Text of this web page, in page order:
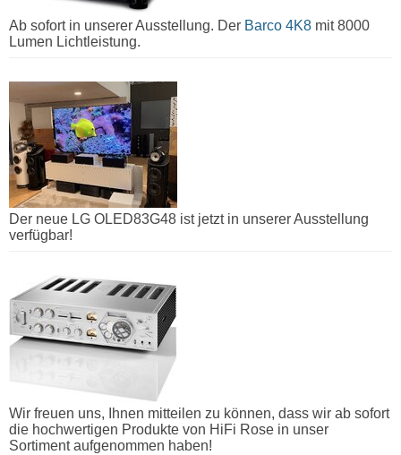
Ab sofort in unserer Ausstellung. Der Barco 4K8 mit 8000
Lumen Lichtleistung.
Der neue LG OLED83G48 ist jetzt in unserer Ausstellung
verfügbar!
Wir freuen uns, Ihnen mitteilen zu können, dass wir ab sofort
die hochwertigen Produkte von HiFi Rose in unser
Sortiment aufgenommen haben!